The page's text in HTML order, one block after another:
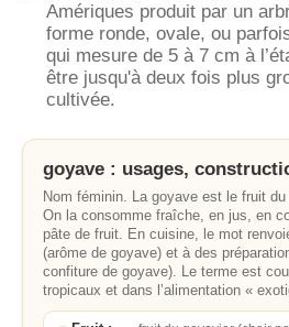
Amériques produit par un
forme ronde, ovale, ou
qui mesure de 5 à 7 cm à
être jusqu'à deux fois plus
cultivée.
goyave : usages,
Nom féminin. La goyave est le fruit
On la consomme fraîche, en jus, en
pâte de fruit. En cuisine, le mot
(arôme de goyave) et à des
confiture de goyave). Le terme est
tropicaux et dans l’alimentation «